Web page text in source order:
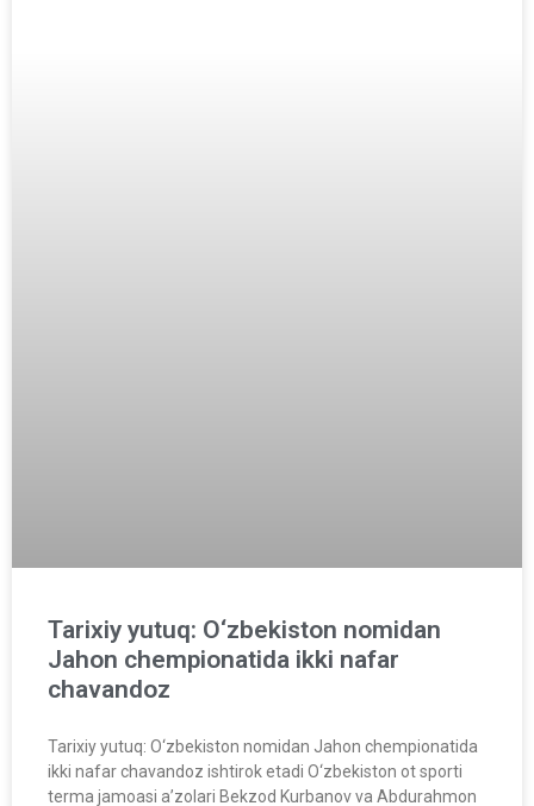
Tarixiy yutuq: O‘zbekiston nomidan
Jahon chempionatida ikki nafar
chavandoz
Tarixiy yutuq: O‘zbekiston nomidan Jahon chempionatida
ikki nafar chavandoz ishtirok etadi O‘zbekiston ot sporti
terma jamoasi a’zolari Bekzod Kurbanov va Abdurahmon